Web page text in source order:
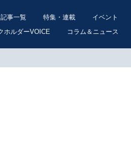
記事一覧 特集・連載
イベント
ホルダーVOICE コラム＆ニュース